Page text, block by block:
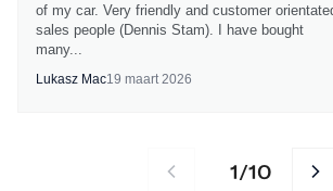
of my car. Very friendly and customer
sales people (Dennis Stam). I have bought
many...
Lukasz Mac19 maart 2026
1/10